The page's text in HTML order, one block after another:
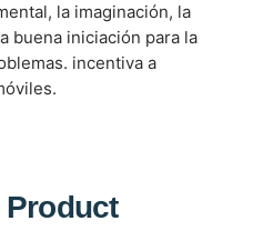
la imaginación, la
buena iniciación para la
incentiva a
Product